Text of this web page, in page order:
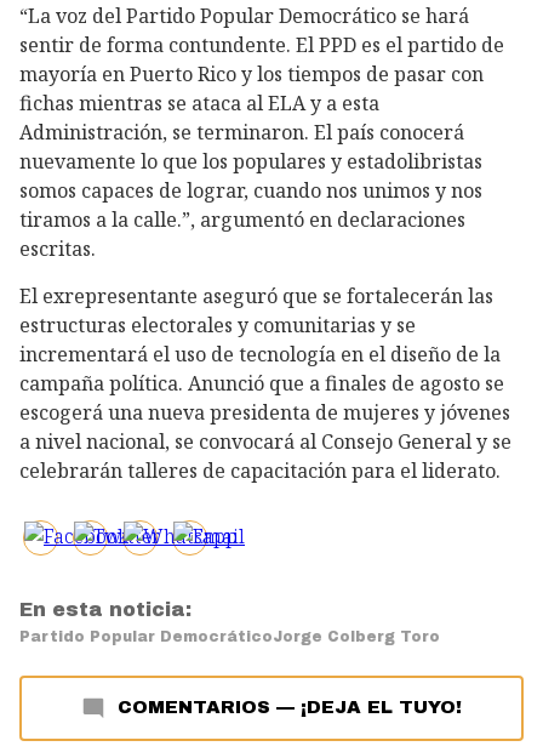
“La voz del Partido Popular Democrático se hará
sentir de forma contundente. El PPD es el partido de
mayoría en Puerto Rico y los tiempos de pasar con
fichas mientras se ataca al ELA y a esta
Administración, se terminaron. El país conocerá
nuevamente lo que los populares y estadolibristas
somos capaces de lograr, cuando nos unimos y nos
tiramos a la calle.”, argumentó en declaraciones
escritas.
El exrepresentante aseguró que se fortalecerán las
estructuras electorales y comunitarias y se
incrementará el uso de tecnología en el diseño de la
campaña política. Anunció que a finales de agosto se
escogerá una nueva presidenta de mujeres y jóvenes
a nivel nacional, se convocará al Consejo General y se
celebrarán talleres de capacitación para el liderato.
En esta noticia:
Partido Popular DemocráticoJorge Colberg Toro
COMENTARIOS — ¡DEJA EL TUYO!